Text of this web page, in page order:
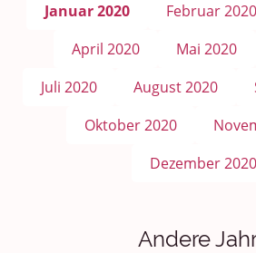
Januar 2020 Februar 2020
April 2020
Mai 2020
Juli 2020
August 2020
Oktober 2020
Dezember 2020
Andere